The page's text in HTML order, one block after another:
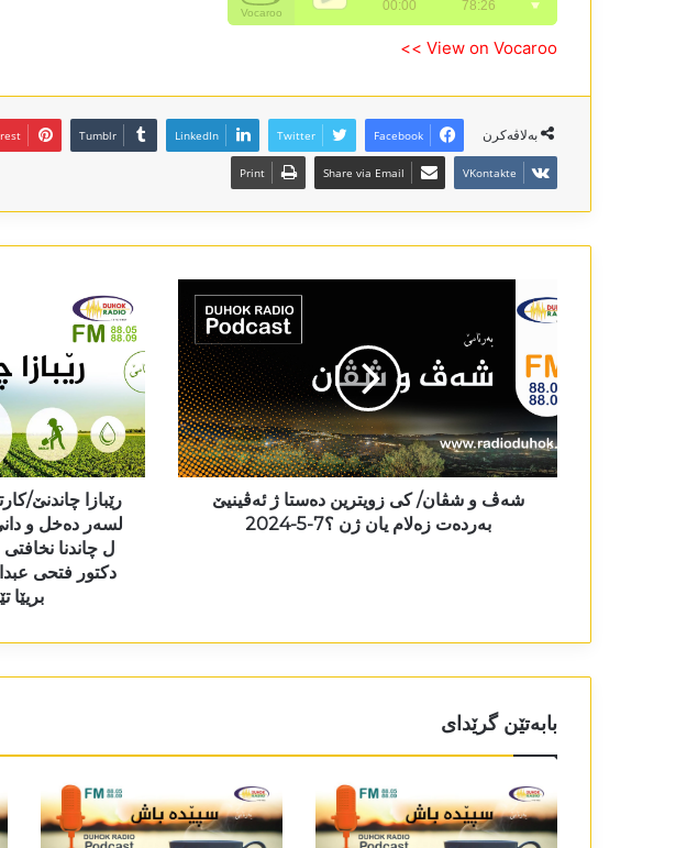
View on Vocaroo >>
بەلاڤەکرن Facebook
Twitter
LinkedIn
Tumblr
VKontakte
Share via Email
Print
شەڤ و شڤان/ کی زویترین دەستا ژ ئەڤینیێ
بەردەت زەلام یان ژن ؟7-5-2024
رێبازا چاندنێ/
لسەر دەخل و
ل چاندنا نخافتی
دکتور فتحی
بریێا
بابەتێن گرێدای